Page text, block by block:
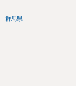
群馬県